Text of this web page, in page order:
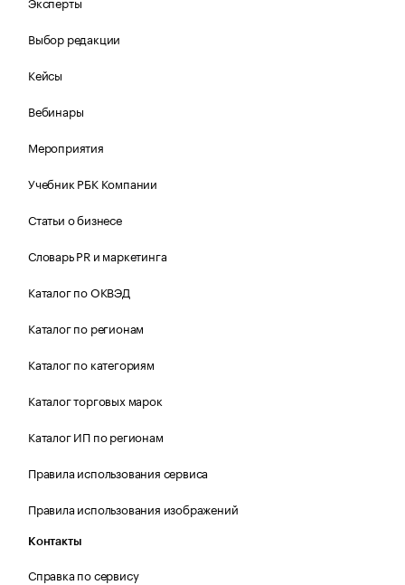
Выбор редакции
Кейсы
Вебинары
Мероприятия
Учебник РБК Компании
Статьи о бизнесе
Словарь PR и маркетинга
Каталог по ОКВЭД
Каталог по регионам
Каталог по категориям
Каталог торговых марок
Каталог ИП по регионам
Правила использования сервиса
Правила использования изображений
Контакты
Справка по сервису